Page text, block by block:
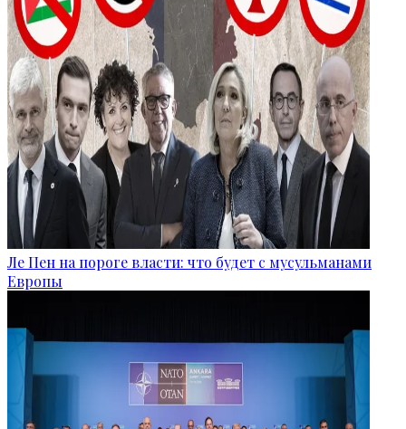
Ле Пен на пороге власти: что будет с мусульманами
Европы